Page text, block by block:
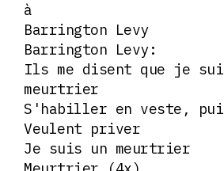
à
Barrington Levy
Barrington Levy:
Ils me disent que je
meurtrier
S'habiller en veste,
Veulent priver
Je suis un meurtrier